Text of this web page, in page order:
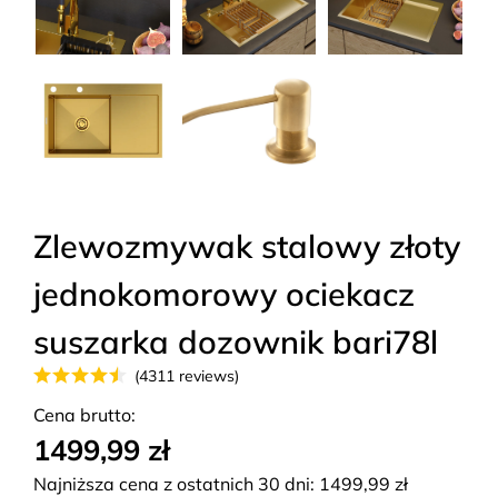
Zlewozmywak stalowy złoty
jednokomorowy ociekacz
suszarka dozownik bari78l
(4311 reviews)
Cena brutto:
1499,99 zł
Najniższa cena z ostatnich 30 dni: 1499,99 zł